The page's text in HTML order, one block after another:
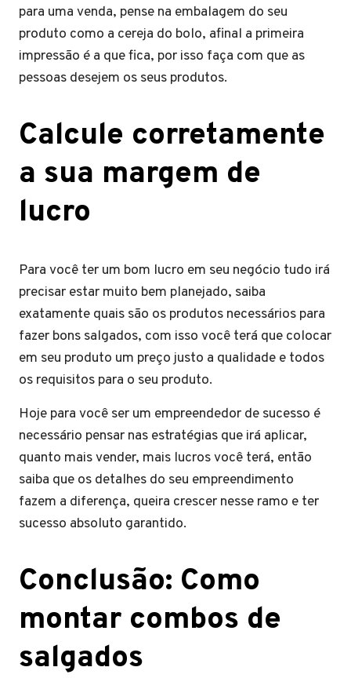
para uma venda, pense na embalagem do seu
produto como a cereja do bolo, afinal a primeira
impressão é a que fica, por isso faça com que as
pessoas desejem os seus produtos.
Calcule corretamente
a sua margem de
lucro
Para você ter um bom lucro em seu negócio tudo irá
precisar estar muito bem planejado, saiba
exatamente quais são os produtos necessários para
fazer bons salgados, com isso você terá que colocar
em seu produto um preço justo a qualidade e todos
os requisitos para o seu produto.
Hoje para você ser um empreendedor de sucesso é
necessário pensar nas estratégias que irá aplicar,
quanto mais vender, mais lucros você terá, então
saiba que os detalhes do seu empreendimento
fazem a diferença, queira crescer nesse ramo e ter
sucesso absoluto garantido.
Conclusão: Como
montar combos de
salgados